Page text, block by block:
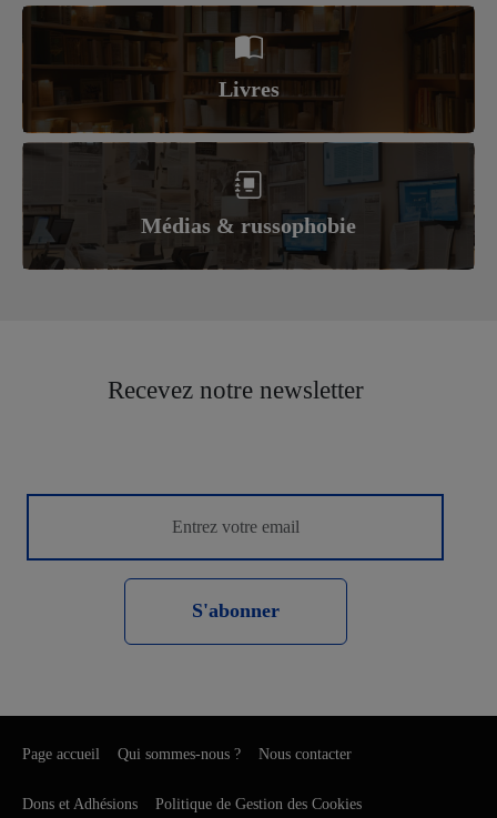
Livres
Médias & russophobie
Recevez notre newsletter
S'abonner
Page accueil Qui sommes-nous ? Nous contacter
Dons et Adhésions Politique de Gestion des Cookies